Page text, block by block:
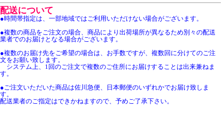
配送について
●時間帯指定は、一部地域ではご利用いただけない場合がございます。
●複数の商品をご注文の場合、商品により出荷場所が異なるため別々の配送
業者でのお届けとなる場合がございます。
●複数のお届け先をご希望の場合は、お手数ですが、複数回に分けてのご注
文をお願い致します。
システム上、1回のご注文で複数のご住所にお届けすることは出来兼ねま
す。
●ご注文いただいた商品は佐川急便、日本郵便のいずれかでお届け致しま
す。
配送業者のご指定はできかねますので、予めご了承下さい。